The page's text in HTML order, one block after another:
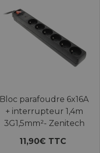
Bloc parafoudre 6x16A
+ interrupteur 1,4m
3G1,5mm²- Zenitech
11,90€ TTC